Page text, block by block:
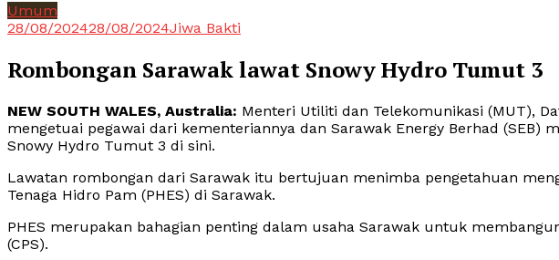
Umum
28/08/202428/08/2024Jiwa Bakti
Rombongan Sarawak lawat Snowy Hydro Tumut 3
NEW SOUTH WALES, Australia: Menteri Utiliti dan Telekomunikasi (MUT),
mengetuai pegawai dari kementeriannya dan Sarawak Energy Berhad (SEB)
Snowy Hydro Tumut 3 di sini.
Lawatan rombongan dari Sarawak itu bertujuan menimba pengetahuan
Tenaga Hidro Pam (PHES) di Sarawak.
PHES merupakan bahagian penting dalam usaha Sarawak untuk
(CPS).